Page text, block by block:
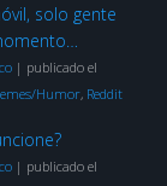
solo gente
| publicado el
Humor, Reddit
| publicado el